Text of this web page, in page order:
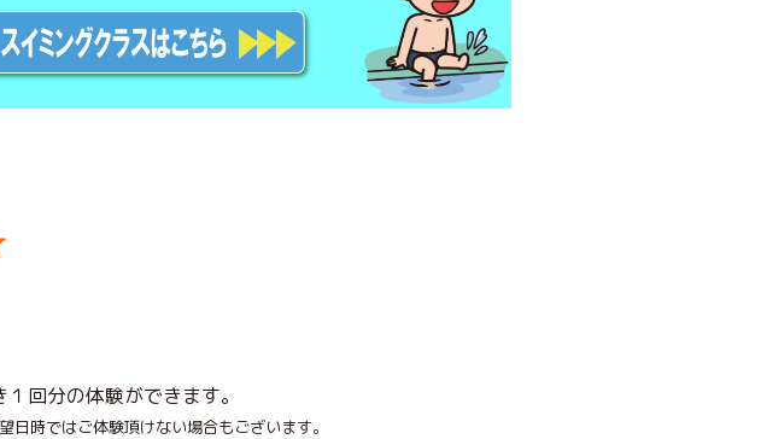
回分の体験ができます。
時ではご体験頂けない場合もございます。